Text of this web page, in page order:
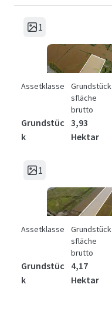
1
Assetklasse
Grundstüc
k
Grundstück
sfläche
brutto
3,93
Hektar
1
Assetklasse
Grundstüc
k
Grundstück
sfläche
brutto
4,17
Hektar